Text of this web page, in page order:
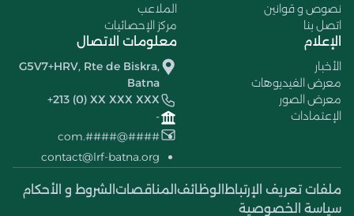
نصوص و قوانين
اتصل بنا
الملاعب
مركز الإحصائيات
الإعلام
الأخبار
معرض الفيديوهات
معرض الصور
الإعتمادات
معلومات الاتصال
G5V7+HRV, Rte de Biskra,
Batna
+213 (0) XX XXX XXX
-
####@####.com
contact@lrf-batna.org
ملفات تعريف الإرتباط الوظائف المناقصات الشروط و الأحكام
سياسة الخصوصية